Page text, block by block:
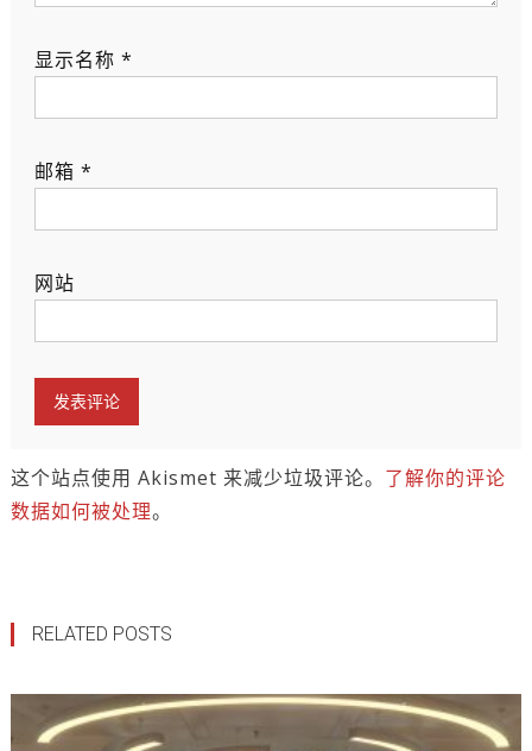
显示名称 *
邮箱 *
网站
这个站点使用 Akismet 来减少垃圾评论。 了解你的评论
数据如何被处理。
RELATED POSTS